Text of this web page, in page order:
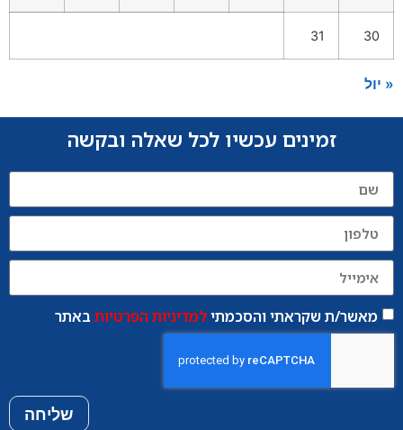
30
31
« יול
זמינים עכשיו לכל שאלה ובקשה
מאשר/ת שקראתי והסכמתילמדיניות הפרטיותבאתר
שליחה